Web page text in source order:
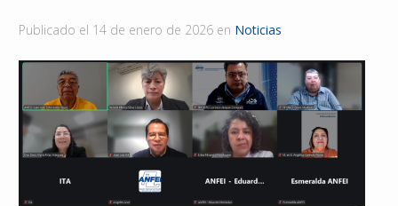
Publicado el 14 de enero de 2026 en Noticias